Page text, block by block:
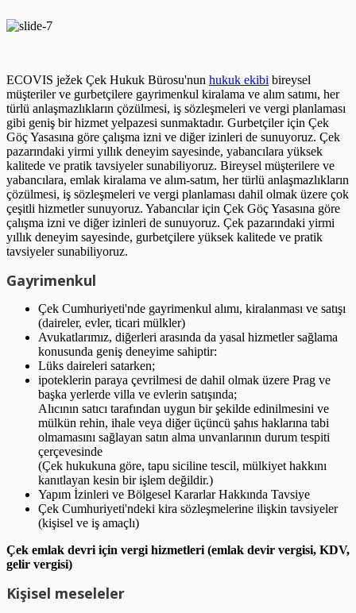
ECOVIS ježek Çek Hukuk Bürosu'nun hukuk ekibi bireysel
müşteriler ve gurbetçilere gayrimenkul kiralama ve alım satımı, her
türlü anlaşmazlıkların çözülmesi, iş sözleşmeleri ve vergi planlaması
gibi geniş bir hizmet yelpazesi sunmaktadır. Gurbetçiler için Çek
Göç Yasasına göre çalışma izni ve diğer izinleri de sunuyoruz. Çek
pazarındaki yirmi yıllık deneyim sayesinde, yabancılara yüksek
kalitede ve pratik tavsiyeler sunabiliyoruz. Bireysel müşterilere ve
yabancılara, emlak kiralama ve alım-satım, her türlü anlaşmazlıkların
çözülmesi, iş sözleşmeleri ve vergi planlaması dahil olmak üzere çok
çeşitli hizmetler sunuyoruz. Yabancılar için Çek Göç Yasasına göre
çalışma izni ve diğer izinleri de sunuyoruz. Çek pazarındaki yirmi
yıllık deneyim sayesinde, gurbetçilere yüksek kalitede ve pratik
tavsiyeler sunabiliyoruz.
Gayrimenkul
Çek Cumhuriyeti'nde gayrimenkul alımı, kiralanması ve satışı
(daireler, evler, ticari mülkler)
Avukatlarımız, diğerleri arasında da yasal hizmetler sağlama
konusunda geniş deneyime sahiptir:
Lüks daireleri satarken;
ipoteklerin paraya çevrilmesi de dahil olmak üzere Prag ve
başka yerlerde villa ve evlerin satışında;
Alıcının satıcı tarafından uygun bir şekilde edinilmesini ve
mülkün rehin, ihale veya diğer üçüncü şahıs haklarına tabi
olmamasını sağlayan satın alma unvanlarının durum tespiti
çerçevesinde
(Çek hukukuna göre, tapu siciline tescil, mülkiyet hakkını
kanıtlayan kesin bir işlem değildir.)
Yapım İzinleri ve Bölgesel Kararlar Hakkında Tavsiye
Çek Cumhuriyeti'ndeki kira sözleşmelerine ilişkin tavsiyeler
(kişisel ve iş amaçlı)
Çek emlak devri için vergi hizmetleri (emlak devir vergisi, KDV,
gelir vergisi)
Kişisel meseleler